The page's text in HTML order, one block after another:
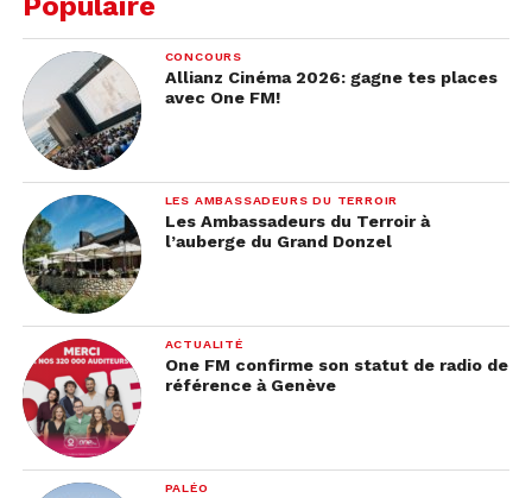
CONCOURS
Allianz Cinéma 2026: gagne tes places
avec One FM!
LES AMBASSADEURS DU TERROIR
Les Ambassadeurs du Terroir à
l’auberge du Grand Donzel
ACTUALITÉ
One FM confirme son statut de radio de
référence à Genève
PALÉO